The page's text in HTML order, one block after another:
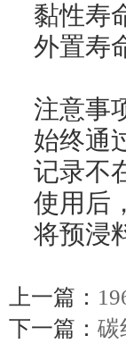
黏性寿
外置寿
注意事
始终通
记录不
使用后
将预浸
上一篇：
下一篇： 碳